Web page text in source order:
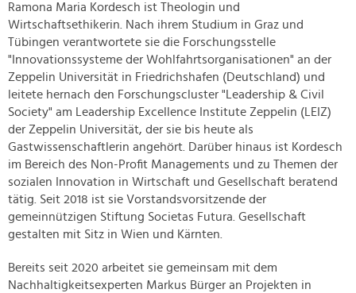
Ramona Maria Kordesch ist Theologin und
Wirtschaftsethikerin. Nach ihrem Studium in Graz und
Tübingen verantwortete sie die Forschungsstelle
"Innovationssysteme der Wohlfahrtsorganisationen" an der
Zeppelin Universität in Friedrichshafen (Deutschland) und
leitete hernach den Forschungscluster "Leadership & Civil
Society" am Leadership Excellence Institute Zeppelin (LEIZ)
der Zeppelin Universität, der sie bis heute als
Gastwissenschaftlerin angehört. Darüber hinaus ist Kordesch
im Bereich des Non-Profit Managements und zu Themen der
sozialen Innovation in Wirtschaft und Gesellschaft beratend
tätig. Seit 2018 ist sie Vorstandsvorsitzende der
gemeinnützigen Stiftung Societas Futura. Gesellschaft
gestalten mit Sitz in Wien und Kärnten.
Bereits seit 2020 arbeitet sie gemeinsam mit dem
Nachhaltigkeitsexperten Markus Bürger an Projekten in